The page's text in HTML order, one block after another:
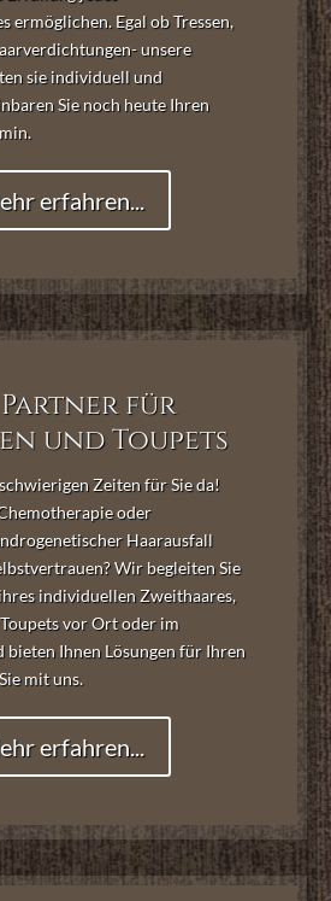
ermöglichen. Egal ob Tressen,
unsere
sie individuell und
Sie noch heute Ihren
erfahren...
für
und Toupets
Zeiten für Sie da!
oder
Haarausfall
Wir begleiten Sie
individuellen Zweithaares,
vor Ort oder im
bieten Ihnen Lösungen für Ihren
mit uns.
erfahren...